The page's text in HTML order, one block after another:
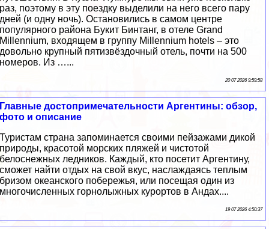
раз, поэтому в эту поездку выделили на него всего пару
дней (и одну ночь). Остановились в самом центре
популярного района Букит Бинтанг, в отеле Grand
Millennium, входящем в группу Millennium hotels – это
довольно крупный пятизвёздочный отель, почти на 500
номеров. Из …...
20 07 2026 9:59:58
Главные достопримечательности Аргентины: обзор,
фото и описание
Туристам страна запоминается своими пейзажами дикой
природы, красотой морских пляжей и чистотой
белоснежных ледников. Каждый, кто посетит Аргентину,
сможет найти отдых на свой вкус, наслаждаясь теплым
бризом океанского побережья, или посещая один из
многочисленных горнолыжных курортов в Андах....
19 07 2026 4:50:37